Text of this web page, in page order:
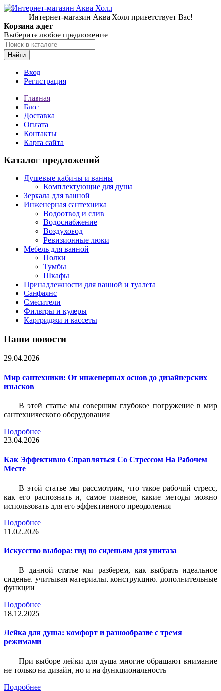
Интернет-магазин Аква Холл приветствует Вас!
Корзина ждет
Выберите любое предложение
Найти
Вход
Регистрация
Главная
Блог
Доставка
Оплата
Контакты
Карта сайта
Каталог предложений
Душевые кабины и ванны
Комплектующие для душа
Зеркала для ванной
Инженерная сантехника
Водоотвод и слив
Водоснабжение
Воздуховод
Ревизионные люки
Мебель для ванной
Полки
Тумбы
Шкафы
Принадлежности для ванной и туалета
Санфаянс
Смесители
Фильтры и кулеры
Картриджи и кассеты
Наши новости
29.04.2026
Мир сантехники: От инженерных основ до дизайнерских
изысков
В этой статье мы совершим глубокое погружение в мир
сантехнического оборудования
Подробнее
23.04.2026
Как Эффективно Справляться Со Стрессом На Рабочем
Месте
В этой статье мы рассмотрим, что такое рабочий стресс,
как его распознать и, самое главное, какие методы можно
использовать для его эффективного преодоления
Подробнее
11.02.2026
Искусство выбора: гид по сиденьям для унитаза
В данной статье мы разберем, как выбрать идеальное
сиденье, учитывая материалы, конструкцию, дополнительные
функции
Подробнее
18.12.2025
Лейка для душа: комфорт и разнообразие с тремя
режимами
При выборе лейки для душа многие обращают внимание
не только на дизайн, но и на функциональность
Подробнее